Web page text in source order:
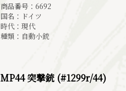
商品番号：6692
国名：ドイツ
時代：現代
種類：自動小銃
MP44 突撃銃 (#1299r/44)